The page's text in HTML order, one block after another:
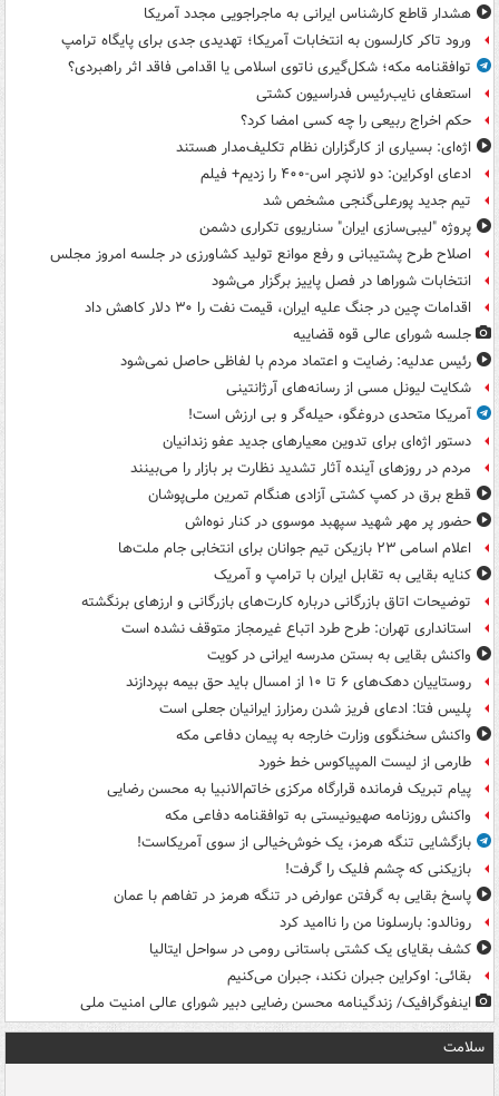
هشدار قاطع کارشناس ایرانی به ماجراجویی مجدد آمریکا
ورود تاکر کارلسون به انتخابات آمریکا؛ تهدیدی جدی برای پایگاه ترامپ
توافقنامه مکه؛ شکل‌گیری ناتوی اسلامی یا اقدامی فاقد اثر راهبردی؟
استعفای نایب‌رئیس فدراسیون کشتی
حکم اخراج ربیعی را چه کسی امضا کرد؟
اژه‌ای: بسیاری از کارگزاران نظام تکلیف‌مدار هستند
ادعای اوکراین: دو لانچر اس-۴۰۰ را زدیم+ فیلم
تیم جدید پورعلی‌گنجی مشخص شد
پروژه "لیبی‌سازی ایران" سناریوی تکراری دشمن
اصلاح طرح پشتیبانی و رفع موانع تولید کشاورزی در جلسه امروز مجلس
انتخابات شوراها در فصل پاییز برگزار می‌شود
اقدامات چین در جنگ علیه ایران، قیمت نفت را ۳۰ دلار کاهش داد
جلسه شورای عالی قوه قضاییه
رئیس عدلیه: رضایت و اعتماد مردم با لفاظی حاصل نمی‌شود
شکایت لیونل مسی از رسانه‌های آرژانتینی
آمریکا متحدی دروغگو، حیله‌گر و بی ارزش است!
دستور اژه‌ای برای تدوین معیارهای جدید عفو زندانیان
مردم در روزهای آینده آثار تشدید نظارت بر بازار را می‌بینند
قطع برق در کمپ کشتی آزادی هنگام تمرین ملی‌پوشان
حضور پر مهر شهید سپهبد موسوی در کنار نوه‌اش
اعلام اسامی ۲۳ بازیکن تیم جوانان برای انتخابی جام ملت‌ها
کنایه بقایی به تقابل ایران با ترامپ و آمریک
توضیحات اتاق بازرگانی درباره کارت‌های بازرگانی و ارزهای برنگشته
استانداری تهران: طرح طرد اتباع غیرمجاز متوقف نشده است
واکنش بقایی به بستن مدرسه ایرانی در کویت
روستاییان دهک‌های ۶ تا ۱۰ از امسال باید حق بیمه بپردازند
پلیس فتا: ادعای فریز شدن رمزارز ایرانیان جعلی است
واکنش سخنگوی وزارت خارجه به پیمان دفاعی مکه
طارمی از لیست المپیاکوس خط خورد
پیام تبریک فرمانده قرارگاه مرکزی خاتم‌الانبیا به محسن رضایی
واکنش روزنامه صهیونیستی به توافقنامه دفاعی مکه
بازگشایی تنگه هرمز، یک خوش‌خیالی از سوی آمریکاست!
بازیکنی که چشم فلیک را گرفت!
پاسخ بقایی به گرفتن عوارض در تنگه هرمز در تفاهم با عمان
رونالدو: بارسلونا من را ناامید کرد
کشف بقایای یک کشتی باستانی رومی در سواحل ایتالیا
بقائی: اوکراین جبران نکند، جبران می‌کنیم
اینفوگرافیک/ زندگینامه محسن رضایی دبیر شورای عالی امنیت‌ ملی
سلامت